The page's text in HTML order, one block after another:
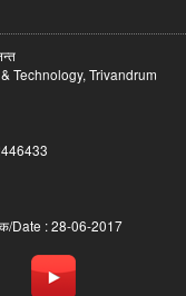
Technology, Trivandrum
Date : 28-06-2017